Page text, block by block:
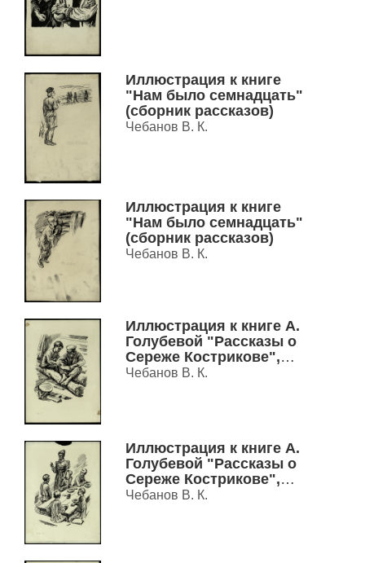
Иллюстрация к книге
"Нам было семнадцать"
(сборник рассказов)
Чебанов В. К.
Иллюстрация к книге
"Нам было семнадцать"
(сборник рассказов)
Чебанов В. К.
Иллюстрация к книге А.
Голубевой "Рассказы о
Сереже Кострикове",
1984 г.
Чебанов В. К.
Иллюстрация к книге А.
Голубевой "Рассказы о
Сереже Кострикове",
1984 г.
Чебанов В. К.